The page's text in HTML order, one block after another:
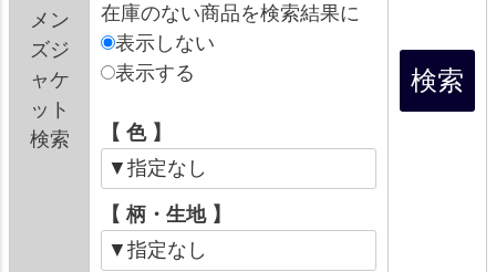
メン
ズジ
ャケ
ット
検索
在庫のない商品を検索結果に
表示しない
表示する
【 色 】
【 柄・生地 】